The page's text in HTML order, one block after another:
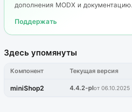
дополнения MODX и документацию.
Поддержать
Здесь упомянуты
Компонент Текущая версия
miniShop2 4.4.2-plот 06.10.2025